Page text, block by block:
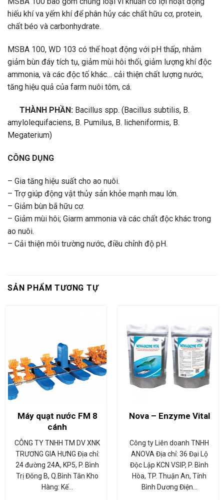
hiếu khí va yếm khí để phân hủy các chất hữu cơ, protein,
chất béo và carbonhydrate.
MSBA 100, WD 103 có thể hoạt động với pH thấp, nhằm
giảm bùn đáy tích tụ, giảm mùi hôi thối, giảm lượng khí độc
ammonia, và các độc tố khác… cải thiện chất lượng nước,
tăng hiệu quả của farm nuôi tôm, cá.
THÀNH PHẦN: Bacillus spp. (Bacillus subtilis, B.
amylolequifaciens, B. Pumilus, B. licheniformis, B.
Megaterium)
CÔNG DỤNG
– Gia tăng hiệu suất cho ao nuôi.
– Trợ giúp động vật thủy sản khỏe mạnh mau lớn.
– Giảm bùn bã hữu cơ.
– Giảm mùi hôi; Giarm ammonia và các chất độc khác trong
ao nuôi.
– Cải thiện môi trường nước, điều chỉnh độ pH.
SẢN PHẨM TƯƠNG TỰ
Máy quạt nước FM 8
cánh
CÔNG TY TNHH TM DV XNK
TRƯƠNG GIA HƯNG Địa chỉ:
24 đường 24A, KP5, P. Bình
Trị Đông B, Q.Bình Tân Kho
Hàng: Kế…
Nova – Enzyme Vital
Công ty Liên doanh TNHH
ANOVA Địa chỉ: 36 Đại Lộ
Độc Lập KCN VSIP, P. Bình
Hòa, TP. Thuận An, Tỉnh
Bình Dương Điện…